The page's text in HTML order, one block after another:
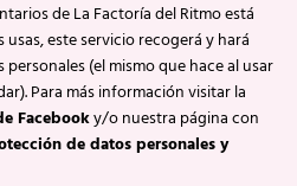
de La Factoría del Ritmo está
este servicio recogerá y hará
(el mismo que hace al usar
Para más información visitar la
Facebooky/o nuestra página con
de datos personales y